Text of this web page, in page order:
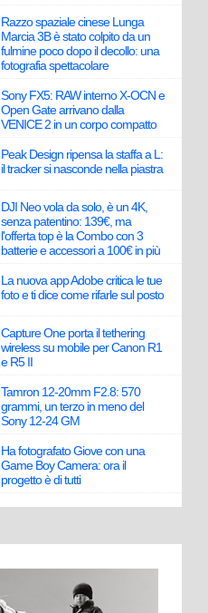
Razzo spaziale cinese Lunga
Marcia 3B è stato colpito da un
fulmine poco dopo il decollo: una
fotografia spettacolare
Sony FX5: RAW interno X-OCN e
Open Gate arrivano dalla
VENICE 2 in un corpo compatto
Peak Design ripensa la staffa a L:
il tracker si nasconde nella piastra
DJI Neo vola da solo, è un 4K,
senza patentino: 139€, ma
l'offerta top è la Combo con 3
batterie e accessori a 100€ in più
La nuova app Adobe critica le tue
foto e ti dice come rifarle sul posto
Capture One porta il tethering
wireless su mobile per Canon R1
e R5 II
Tamron 12-20mm F2.8: 570
grammi, un terzo in meno del
Sony 12-24 GM
Ha fotografato Giove con una
Game Boy Camera: ora il
progetto è di tutti